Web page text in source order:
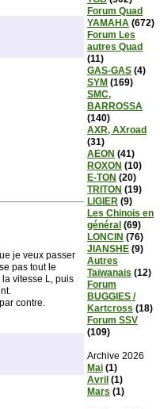
Forum Quad
YAMAHA (672)
Forum Les
autres Quad
(11)
GAS-GAS (4)
SYM (169)
SMC,
BARROSSA
(140)
AXR, AXroad
(31)
AEON (41)
ROXON (10)
E-TON (20)
TRITON (19)
LIGIER (9)
Les Chinois en
général (69)
LONCIN (76)
JIANSHE (9)
Autres
Taïwanais (12)
Forum
BUGGIES /
Kartcross (18)
Forum SSV
(109)
Archive 2026
Mai (1)
Avril (1)
Mars (1)
je veux passer
pas tout le
vitesse L, puis
contre.